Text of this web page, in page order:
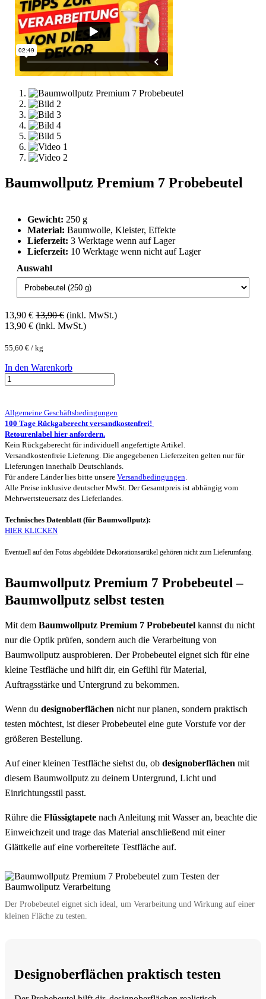
Baumwollputz Premium 7 Probebeutel
Gewicht: 250 g
Material: Baumwolle, Kleister, Effekte
Lieferzeit: 3 Werktage wenn auf Lager
Lieferzeit: 10 Werktage wenn nicht auf Lager
Auswahl
13,90 € 13,90€ (inkl. MwSt.)
13,90 € (inkl. MwSt.)
55,60 € / kg
In den Warenkorb
Allgemeine Geschäftsbedingungen
100 Tage Rückgaberecht versandkostenfrei!
Retourenlabel hier anfordern.
Kein Rückgaberecht für individuell angefertigte Artikel.
Versandkostenfreie Lieferung. Die angegebenen Lieferzeiten gelten nur für
Lieferungen innerhalb Deutschlands.
Für andere Länder lies bitte unsere Versandbedingungen.
Alle Preise inklusive deutscher MwSt. Der Gesamtpreis ist abhängig vom
Mehrwertsteuersatz des Lieferlandes.
Technisches Datenblatt (für Baumwollputz):
HIER KLICKEN
Eventuell auf den Fotos abgebildete Dekorationsartikel gehören nicht zum Lieferumfang.
Baumwollputz Premium 7 Probebeutel –
Baumwollputz selbst testen
Mit dem Baumwollputz Premium 7 Probebeutel kannst du nicht
nur die Optik prüfen, sondern auch die Verarbeitung von
Baumwollputz ausprobieren. Der Probebeutel eignet sich für eine
kleine Testfläche und hilft dir, ein Gefühl für Material,
Auftragsstärke und Untergrund zu bekommen.
Wenn du designoberflächen nicht nur planen, sondern praktisch
testen möchtest, ist dieser Probebeutel eine gute Vorstufe vor der
größeren Bestellung.
Auf einer kleinen Testfläche siehst du, ob designoberflächen mit
diesem Baumwollputz zu deinem Untergrund, Licht und
Einrichtungsstil passt.
Rühre die Flüssigtapete nach Anleitung mit Wasser an, beachte die
Einweichzeit und trage das Material anschließend mit einer
Glättkelle auf eine vorbereitete Testfläche auf.
Der Probebeutel eignet sich ideal, um Verarbeitung und Wirkung auf einer
kleinen Fläche zu testen.
Designoberflächen praktisch testen